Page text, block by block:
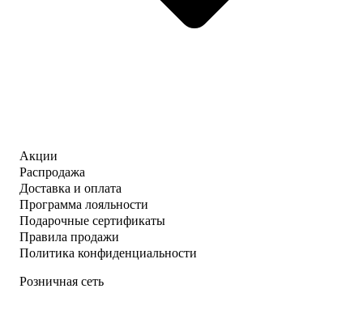
Акции
Распродажа
Доставка и оплата
Программа лояльности
Подарочные сертификаты
Правила продажи
Политика конфиденциальности
Розничная сеть